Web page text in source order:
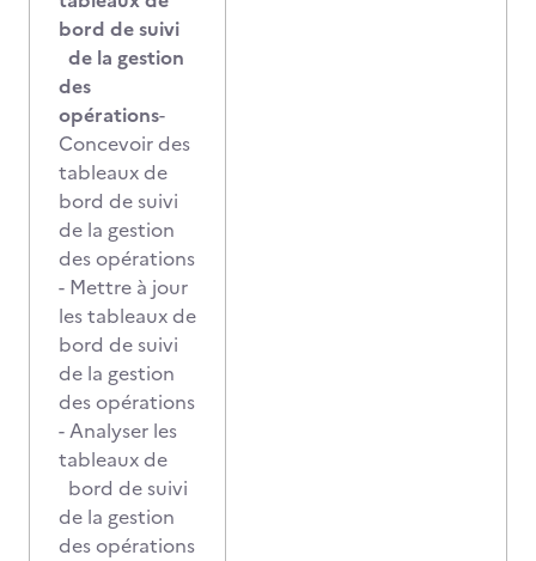
bord de suivi
de la gestion
des
opérations-
Concevoir des
tableaux de
bord de suivi
de la gestion
des opérations
- Mettre à jour
les tableaux de
bord de suivi
de la gestion
des opérations
- Analyser les
tableaux de
bord de suivi
de la gestion
des opérations